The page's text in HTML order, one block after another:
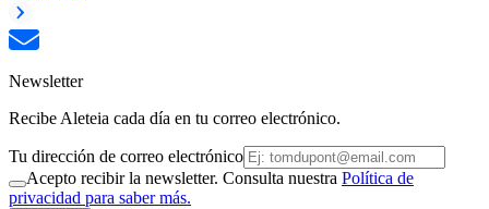
Newsletter
Recibe Aleteia cada día en tu correo electrónico.
Tu dirección de correo electrónico
Acepto recibir la newsletter. Consulta nuestra Política de
privacidad para saber más.